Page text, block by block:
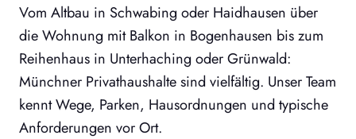
Vom Altbau in Schwabing oder Haidhausen über
die Wohnung mit Balkon in Bogenhausen bis zum
Reihenhaus in Unterhaching oder Grünwald:
Münchner Privathaushalte sind vielfältig. Unser Team
kennt Wege, Parken, Hausordnungen und typische
Anforderungen vor Ort.